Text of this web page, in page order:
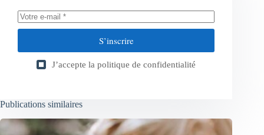
S’inscrire
J’accepte la politique de confidentialité
Publications similaires